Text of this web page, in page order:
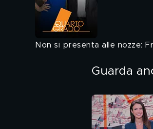
Non si presenta alle nozze:
Guarda